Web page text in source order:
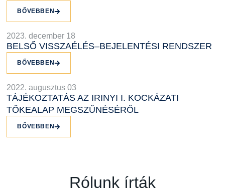
BŐVEBBEN
2023. december 18
BELSŐ VISSZAÉLÉS–BEJELENTÉSI RENDSZER
BŐVEBBEN
2022. augusztus 03
TÁJÉKOZTATÁS AZ IRINYI I. KOCKÁZATI
TŐKEALAP MEGSZŰNÉSÉRŐL
BŐVEBBEN
Rólunk írták